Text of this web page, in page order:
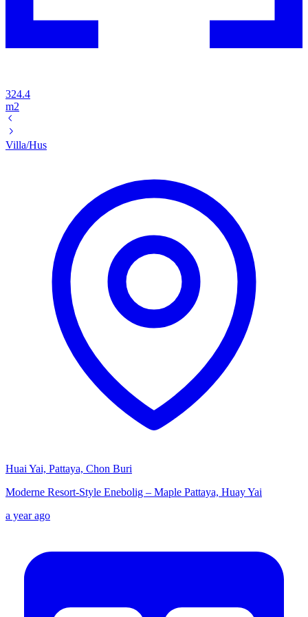
324.4
m2
Villa/Hus
Huai Yai, Pattaya, Chon Buri
Moderne Resort-Style Enebolig – Maple Pattaya, Huay Yai
a year ago